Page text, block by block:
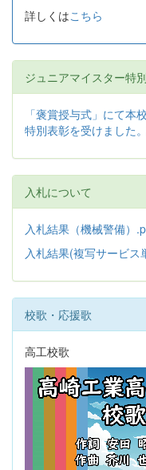
詳しくはこちら
ジュニアマイスター特
「褒賞授与式」にて本
特別表彰を受けました
入札について
入札結果（機械警備）
入札結果(複写サービス
校歌・応援歌
高工校歌